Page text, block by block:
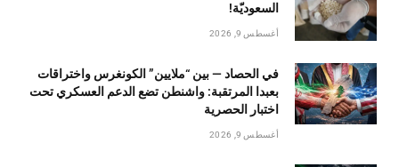
السعوديّة!
أغسطس 9, 2026
في الحصاد — بين “ملايين” الكونغرس واختراقات
بعبدا المرتقبة: واشنطن تضع الدعم العسكري تحت
اختبار الحصرية
أغسطس 9, 2026